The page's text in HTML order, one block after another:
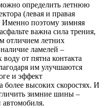
определить летнюю
(левая и правая
поэтому зимняя
важна сила трения,
отличием летних
ламелей –
от пятна контакта
им улучшаются
и эффект
более высоких скоростях. И
зимние шины –